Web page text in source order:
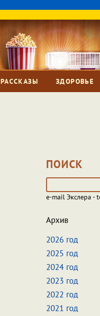
РАССКАЗЫ ЗДОРОВЬЕ
ПОИСК
e-mail Экслера -
Архив
2026 год
2025 год
2024 год
2023 год
2022 год
2021 год